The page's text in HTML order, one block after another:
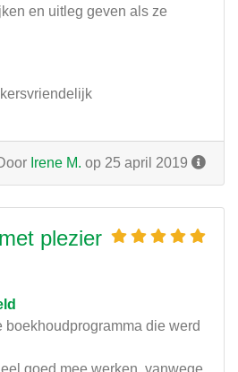
en uitleg geven als ze
Irene M. op 25 april 2019
plezier
boekhoudprogramma die werd
goed mee werken, vanwege